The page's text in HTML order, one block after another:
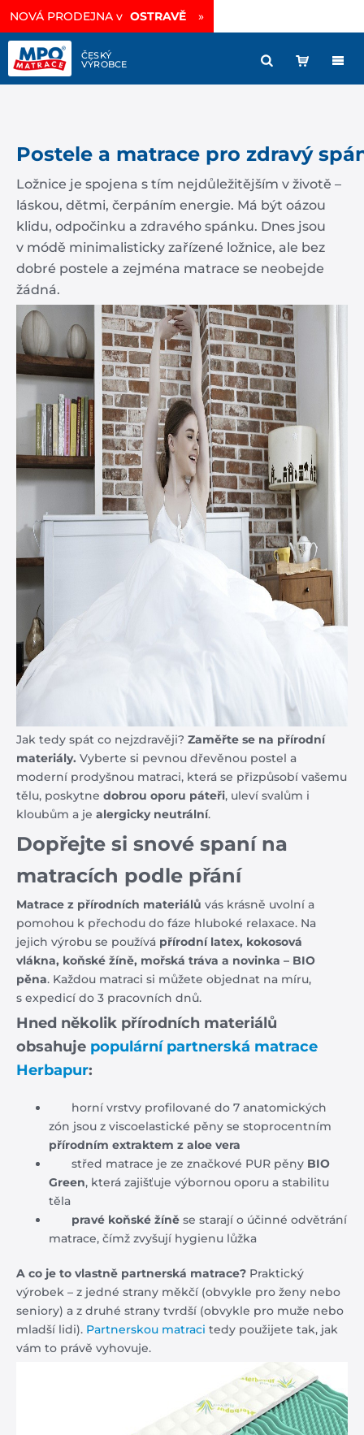
NOVÁ PRODEJNA v OSTRAVĚ »
Postele a matrace pro zdravý
Ložnice je spojena s tím nejdůležitějším v životě –
láskou, dětmi, čerpáním energie. Má být oázou
klidu, odpočinku a zdravého spánku. Dnes jsou
v módě minimalisticky zařízené ložnice, ale bez
dobré postele a zejména matrace se neobejde
žádná.
Jak tedy spát co nejzdravěji? Zaměřte se na přírodní
materiály. Vyberte si pevnou dřevěnou postel a
moderní prodyšnou matraci, která se přizpůsobí vašemu
tělu, poskytne dobrou oporu páteři, uleví svalům i
kloubům a je alergicky neutrální.
Dopřejte si snové spaní na
matracích podle přání
Matrace z přírodních materiálů vás krásně uvolní a
pomohou k přechodu do fáze hluboké relaxace. Na
jejich výrobu se používá přírodní latex, kokosová
vlákna, koňské žíně, mořská tráva a novinka – BIO
pěna. Každou matraci si můžete objednat na míru,
s expedicí do 3 pracovních dnů.
Hned několik přírodních materiálů
obsahuje populární partnerská matrace
Herbapur:
horní vrstvy profilované do 7 anatomických
zón jsou z viscoelastické pěny se stoprocentním
přírodním extraktem z aloe vera
střed matrace je ze značkové PUR pěny BIO
Green, která zajišťuje výbornou oporu a stabilitu
těla
pravé koňské žíně se starají o účinné odvětrání
matrace, čímž zvyšují hygienu lůžka
A co je to vlastně partnerská matrace? Praktický
výrobek – z jedné strany měkčí (obvykle pro ženy nebo
seniory) a z druhé strany tvrdší (obvykle pro muže nebo
mladší lidi). Partnerskou matraci tedy použijete tak, jak
vám to právě vyhovuje.